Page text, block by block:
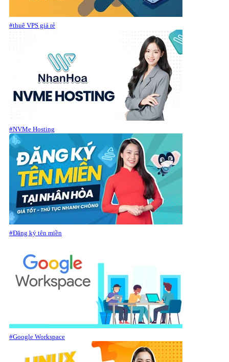
#thuê VPS giá rẻ
#NVMe Hosting
#Đăng ký tên miền
#Google Workspace